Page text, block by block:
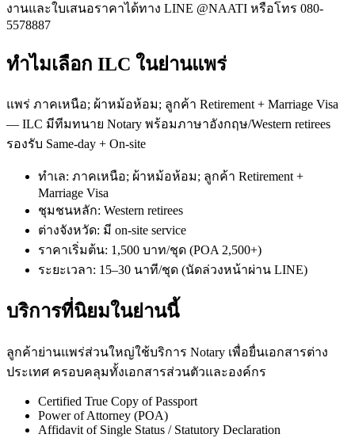
งานและใบเสนอราคาได้ทาง LINE @NAATI หรือโทร 080-
5578887
ทำไมเลือก ILC ในย่านแพร่
แพร่ ภาคเหนือ; ผ้าหม้อห้อม; ลูกค้า Retirement + Marriage Visa
— ILC มีทีมทนาย Notary พร้อมภาษาอังกฤษ/Western retirees
รองรับ Same-day + On-site
ทำเล: ภาคเหนือ; ผ้าหม้อห้อม; ลูกค้า Retirement +
Marriage Visa
ชุมชนหลัก: Western retirees
ต่างจังหวัด: มี on-site service
ราคาเริ่มต้น: 1,500 บาท/ชุด (POA 2,500+)
ระยะเวลา: 15–30 นาที/ชุด (นัดล่วงหน้าผ่าน LINE)
บริการที่นิยมในย่านนี้
ลูกค้าย่านแพร่ส่วนใหญ่ใช้บริการ Notary เพื่อยื่นเอกสารต่าง
ประเทศ ครอบคลุมทั้งเอกสารส่วนตัวและองค์กร
Certified True Copy of Passport
Power of Attorney (POA)
Affidavit of Single Status / Statutory Declaration